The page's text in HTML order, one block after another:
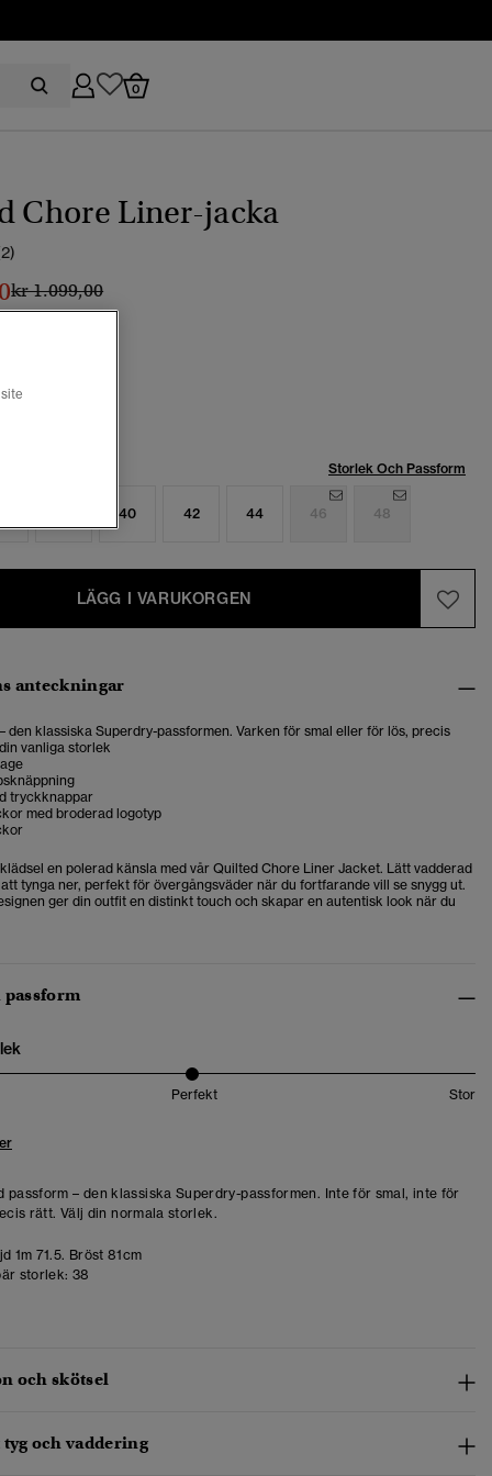
0
Chore Liner-jacka
Pris reducerat från
kr 1.099,00till
vald
Storlek Och Passform
40 42 44 46 48
LÄGG I VARUKORGEN
anteckningar
den klassiska Superdry-passformen. Varken för smal eller för lös, precis
vanliga storlek
tryckknappar
med broderad logotyp
en polerad känsla med vår Quilted Chore Liner Jacket. Lätt vadderad
tynga ner, perfekt för övergångsväder när du fortfarande vill se snygg ut.
ger din outfit en distinkt touch och skapar en autentisk look när du
Perfekt Stor
passform – den klassiska Superdry-passformen. Inte för smal, inte för
rätt. Välj din normala storlek.
1m 71.5. Bröst 81cm
storlek: 38
och skötsel
och vaddering